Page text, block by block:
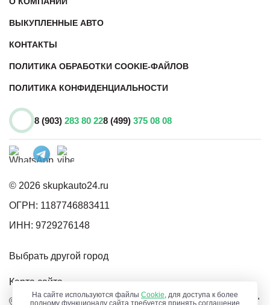
ВЫКУПЛЕННЫЕ АВТО
КОНТАКТЫ
ПОЛИТИКА ОБРАБОТКИ COOKIE-ФАЙЛОВ
ПОЛИТИКА КОНФИДЕНЦИАЛЬНОСТИ
8 (903) 283 80 228 (499) 375 08 08
© 2026 skupkauto24.ru
ОГРН: 1187746883411
ИНН: 9729276148
Выбрать другой город
Карта сайта
г. Реутов шоссе Энтузиастов, 1 . Бизнес Центр "Диск"
На сайте используются файлы Cookie, для доступа к более
полному функционалу сайта требуется принять соглашение